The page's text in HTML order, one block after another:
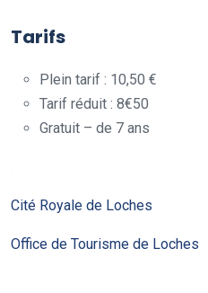
Tarifs
Plein tarif : 10,50 €
Tarif réduit : 8€50
Gratuit – de 7 ans
Cité Royale de Loches
Office de Tourisme de Loches